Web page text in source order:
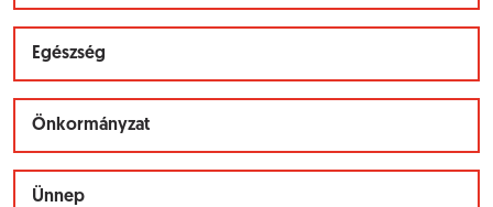
Egészség
Önkormányzat
Ünnep